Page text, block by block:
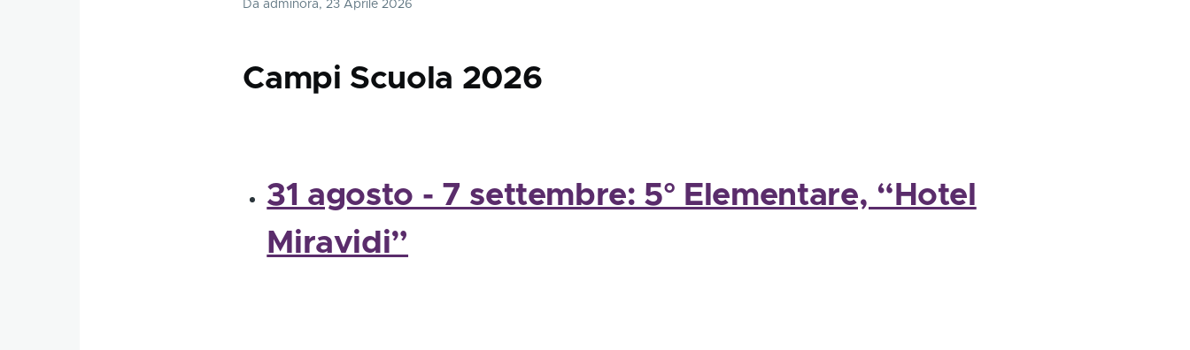
Daadminora, 23 Aprile 2026
Campi Scuola 2026
31 agosto - 7 settembre: 5° Elementare, “Hotel
Miravidi”